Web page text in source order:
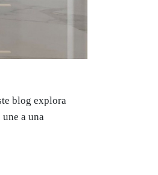
blog explora
a una